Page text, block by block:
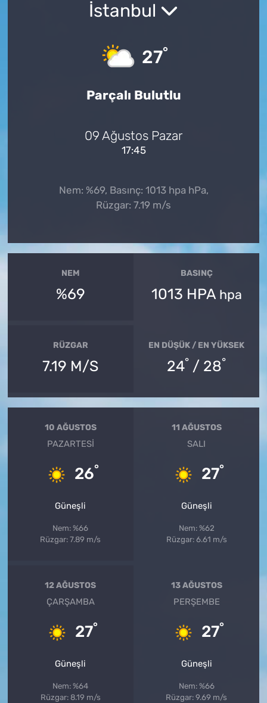
İstanbul
27°
Parçalı Bulutlu
09 Ağustos Pazar
17:45
Nem: %69, Basınç: 1013 hpa hPa,
Rüzgar: 7.19 m/s
NEM
%69
BASINÇ
1013 HPA hpa
RÜZGAR
7.19 M/S
EN DÜŞÜK / EN YÜKSEK
24° / 28°
10 AĞUSTOS
PAZARTESI
26°
Güneşli
Nem: %66
Rüzgar: 7.89 m/s
11 AĞUSTOS
SALI
27°
Güneşli
Nem: %62
Rüzgar: 6.61 m/s
12 AĞUSTOS
ÇARŞAMBA
27°
Güneşli
Nem: %64
Rüzgar: 8.19 m/s
13 AĞUSTOS
PERŞEMBE
27°
Güneşli
Nem: %66
Rüzgar: 9.69 m/s